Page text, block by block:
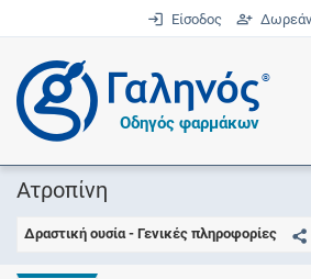
Είσοδος Δωρεάν
®
Οδηγός φαρμάκων
Ατροπίνη
Δραστική ουσία - Γενικές πληροφορίες